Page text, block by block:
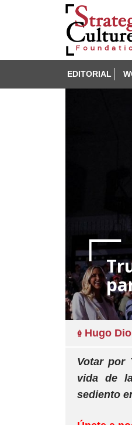
EDITORIAL
Hugo
Votar por
vida de
sediento